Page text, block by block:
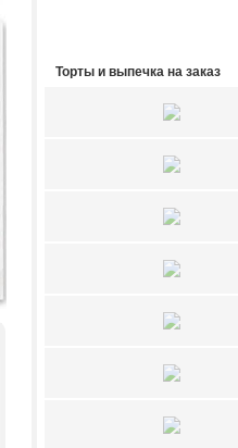
Торты и выпечка на заказ